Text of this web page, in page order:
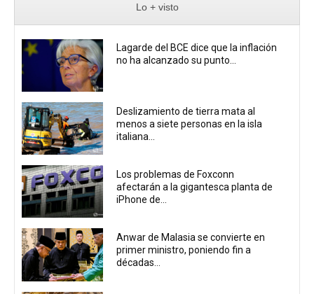
Lo + visto
Lagarde del BCE dice que la inflación
no ha alcanzado su punto...
Deslizamiento de tierra mata al
menos a siete personas en la isla
italiana...
Los problemas de Foxconn
afectarán a la gigantesca planta de
iPhone de...
Anwar de Malasia se convierte en
primer ministro, poniendo fin a
décadas...